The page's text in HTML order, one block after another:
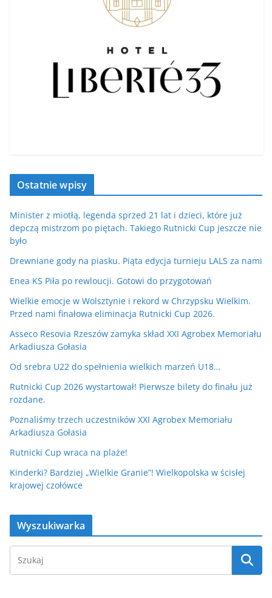
Ostatnie wpisy
Minister z miotłą, legenda sprzed 21 lat i dzieci, które już
depczą mistrzom po piętach. Takiego Rutnicki Cup jeszcze nie
było
Drewniane gody na piasku. Piąta edycja turnieju LALS za nami
Enea KS Piła po rewloucji. Gotowi do przygotowań
Wielkie emocje w Wolsztynie i rekord w Chrzypsku Wielkim.
Przed nami finałowa eliminacja Rutnicki Cup 2026.
Asseco Resovia Rzeszów zamyka skład XXI Agrobex Memoriału
Arkadiusza Gołasia
Od srebra U22 do spełnienia wielkich marzeń U18…
Rutnicki Cup 2026 wystartował! Pierwsze bilety do finału już
rozdane.
Poznaliśmy trzech uczestników XXI Agrobex Memoriału
Arkadiusza Gołasia
Rutnicki Cup wraca na plaże!
Kinderki? Bardziej „Wielkie Granie”! Wielkopolska w ścisłej
krajowej czołówce
Wyszukiwarka